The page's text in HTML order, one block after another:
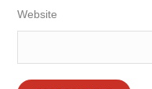
Website